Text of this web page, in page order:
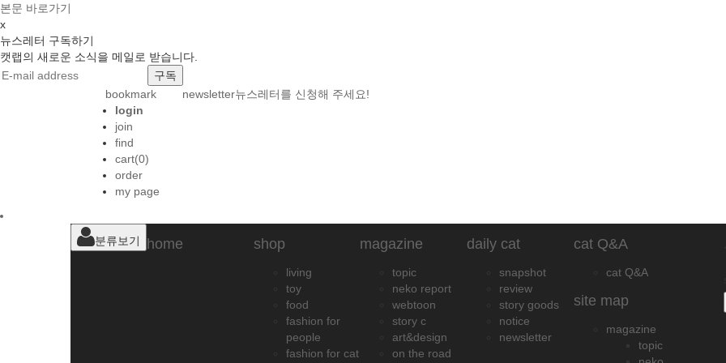
본문 바로가기
x
뉴스레터 구독하기
캣랩의 새로운 소식을 메일로 받습니다.
bookmark newsletter뉴스레터를 신청해 주세요!
login
join
find
cart(0)
order
my page
분류보기 home shop
living
toy
food
fashion for
people
fashion for cat
magazine
topic
neko report
webtoon
story c
art&design
on the road
daily cat
snapshot
review
story goods
notice
newsletter
cat Q&A
cat Q&A
site map
magazine
topic